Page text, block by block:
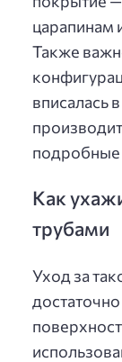
царапинам
Также
вписалась
подробные
Как
трубами
Уход за